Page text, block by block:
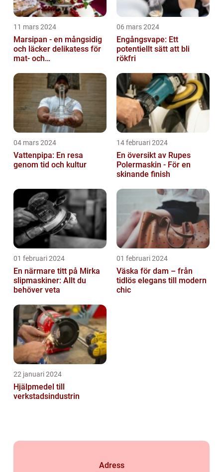
11 mars 2024
Marsipan - en mångsidig
och läcker delikatess för
mat- och
06 mars 2024
Engångsvape: Ett
potentiellt sätt att bli
rökfri
04 mars 2024
Vattenpipa: En resa
genom tid och kultur
14 februari 2024
En översikt av Rupes
Polermaskin - För en
skinande finish
01 februari 2024
En närmare titt på Mirka
slipmaskiner: Allt du
behöver veta
01 februari 2024
Väska för dam – från
tidlös elegans till modern
chic
22 januari 2024
Hjälpmedel till
verkstadsindustrin
Adress